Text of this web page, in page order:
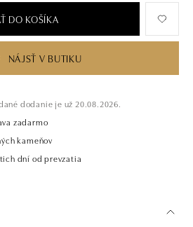
DO KOŠÍKA
NÁJSŤ V BUTIKU
dodanie je už 20.08.2026.
zadarmo
kameňov
dní od prevzatia